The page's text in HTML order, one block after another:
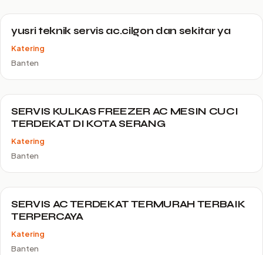
yusri teknik servis ac.cilgon dan sekitar ya
Katering
Banten
SERVIS KULKAS FREEZER AC MESIN CUCI
TERDEKAT DI KOTA SERANG
Katering
Banten
SERVIS AC TERDEKAT TERMURAH TERBAIK
TERPERCAYA
Katering
Banten